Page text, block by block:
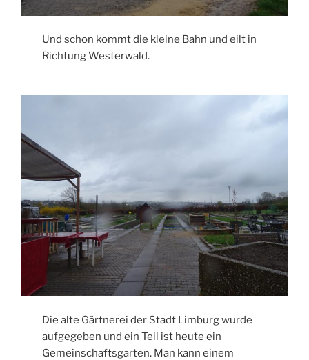
Und schon kommt die kleine Bahn und eilt in
Richtung Westerwald.
Die alte Gärtnerei der Stadt Limburg wurde
aufgegeben und ein Teil ist heute ein
Gemeinschaftsgarten. Man kann einem